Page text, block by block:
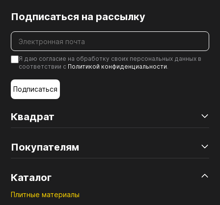
Квадрат
Покупателям
Каталог
Плитные материалы
Подписаться на рассылку
Я даю согласие на обработку своих персональных данных в
соответствии с Политикой конфиденциальности.
Подписаться